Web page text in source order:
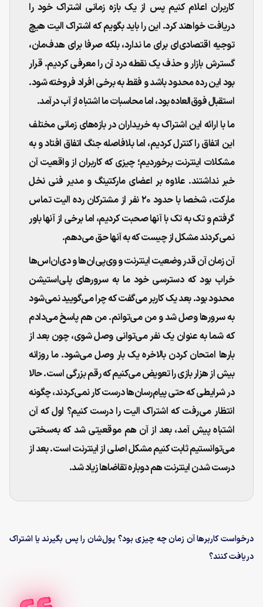
کاربران اعلام کنیم پس از یک بازه زمانی اشتراک خود را
دریافت خواهند کرد. این را باید بگویم که اشتراک الیت هیچ
توجیه اقتصادی‌ای برای ما ندارد، بلکه صرفا برای هدف‌مان،
گسترش بازار و حذف یک نقطه درد آن را معرفی کردیم. قرار
بود این رده محدود باشد و فقط به برخی افراد فروخته شود.
استقبال فوق‌العاده بود، اما محاسبات ما اشتباه از آب درآمد.
ما با ارائه این اشتراک به خریداران در بازه‌های زمانی مختلف
این اتفاق را کنترل کردیم، اما بلافاصله جنگ اتفاق افتاد و به
مشکلات اینترنت برخوردیم؛ چیزی که کاربران از واقعیت آن
خبر نداشتند. علاوه بر اعضای مارکتینگ و مدیر فنی نخل
مارکت، شخصا با حدود ۲۰ نفر از مشترکان رده الیت تماس
گرفتم و تک به تک با آنها صحبت کردیم، اما برخی از آنها باور
نمی‌کردند مشکل از چیست که به آنها حق می‌دهم.
آن زمان آن قدر وضعیت اینترنت و وی‌پی‌ان‌ها و دی‌ان‌اس‌ها
خراب بود که دسترسی خود ما به سرورهای پلی‌استیشن
محدود بود. بعد یک کاربر می‌گفت که چرا می‌گویید نمی‌شود
به سرورها وصل شد و من می‌توانم. من هم پاسخ می‌دادم
که شما به عنوان یک نفر می‌توانی وصل شوی، چون بعد از
بارها امتحان کردن بالاخره یک بار وصل می‌شود. ما روزانه
بیش از هزار بازی را تعویض می‌کنیم که رقم بزرگی است. حالا
در شرایطی که حتی پیام‌رسان‌ها درست کار نمی‌کردند، چگونه
انتظار می‌رفت که اشتراک الیت را درست کنیم؟ اول که آن
اشتباه پیش آمد، بعد از آن هم موقعیتی شد که به‌سختی
می‌توانستیم ثابت کنیم مشکل اصلی از اینترنت است. بعد از
درست شدن اینترنت هم دوباره تقاضاها زیاد شد.
درخواست کاربرها آن زمان چه چیزی بود؟ پول‌شان را پس بگیرند یا اشتراک
دریافت کنند؟